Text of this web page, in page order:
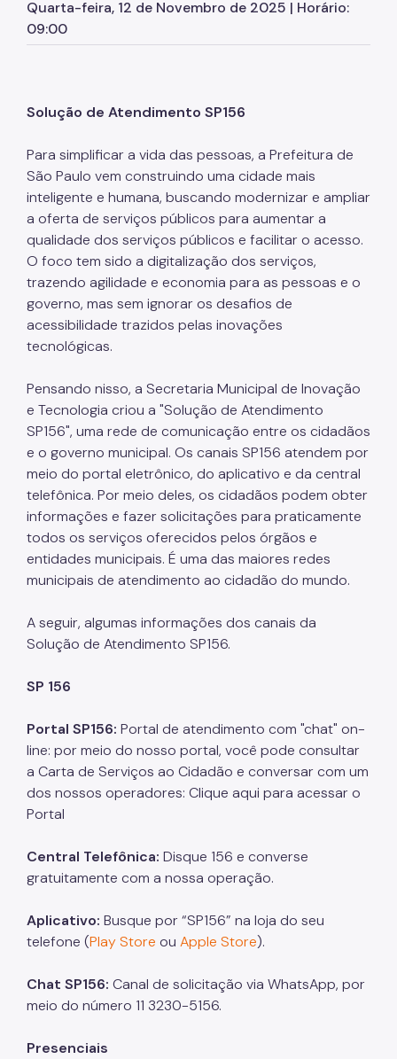
WiFi Livre SP
Telecentros
Certificações ISO
Sampa Sandbox
Metaverso SP
Quarta-feira, 12 de Novembro de 2025 | Horário:
09:00
Solução de Atendimento SP156
Para simplificar a vida das pessoas, a Prefeitura de
São Paulo vem construindo uma cidade mais
inteligente e humana, buscando modernizar e ampliar
a oferta de serviços públicos para aumentar a
qualidade dos serviços públicos e facilitar o acesso.
O foco tem sido a digitalização dos serviços,
trazendo agilidade e economia para as pessoas e o
governo, mas sem ignorar os desafios de
acessibilidade trazidos pelas inovações
tecnológicas.
Pensando nisso, a Secretaria Municipal de Inovação
e Tecnologia criou a "Solução de Atendimento
SP156", uma rede de comunicação entre os cidadãos
e o governo municipal. Os canais SP156 atendem por
meio do portal eletrônico, do aplicativo e da central
telefônica. Por meio deles, os cidadãos podem obter
informações e fazer solicitações para praticamente
todos os serviços oferecidos pelos órgãos e
entidades municipais. É uma das maiores redes
municipais de atendimento ao cidadão do mundo.
A seguir, algumas informações dos canais da
Solução de Atendimento SP156.
SP 156
Portal SP156: Portal de atendimento com "chat" on-
line: por meio do nosso portal, você pode consultar
a Carta de Serviços ao Cidadão e conversar com um
dos nossos operadores: Clique aqui para acessar o
Portal
Central Telefônica: Disque 156 e converse
gratuitamente com a nossa operação.
Aplicativo: Busque por “SP156” na loja do seu
telefone (Play Store ou Apple Store).
Chat SP156: Canal de solicitação via WhatsApp, por
meio do número 11 3230-5156.
Presenciais